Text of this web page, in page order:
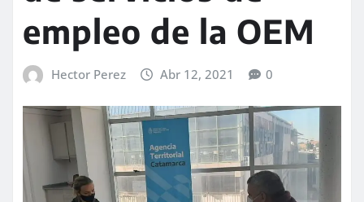
empleo de la OEM
Hector Perez Abr 12, 2021 0